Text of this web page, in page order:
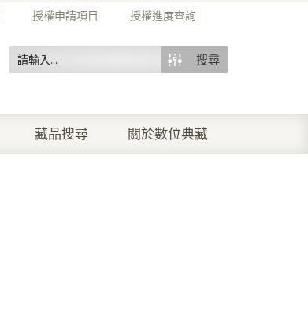
授權申請項目 授權進度查詢
搜尋
藏品搜尋 關於數位典藏